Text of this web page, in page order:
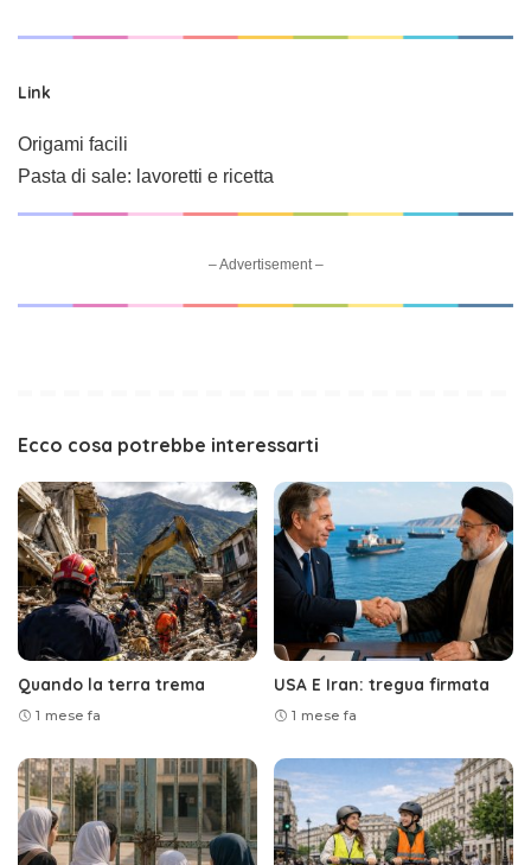
Link
Origami facili
Pasta di sale: lavoretti e ricetta
– Advertisement –
Ecco cosa potrebbe interessarti
Quando la terra trema
1 mese fa
USA E Iran: tregua firmata
1 mese fa